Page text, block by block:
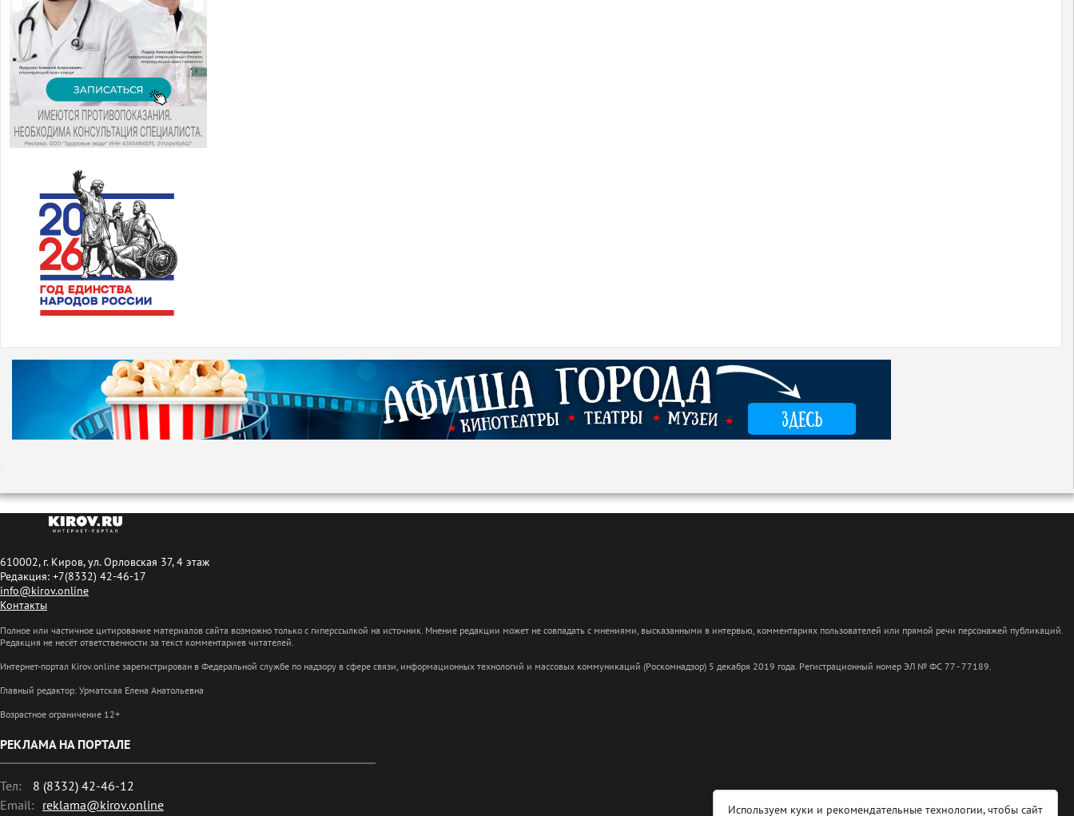
610002, г. Киров, ул. Орловская 37, 4 этаж
Редакция: +7(8332) 42-46-17
info@kirov.online
Контакты
Полное или частичное цитирование материалов сайта возможно только с гиперссылкой на источник. Мнение редакции может не совпадать с мнениями, высказанными в интервью, комментариях пользователей или прямой речи персонажей публикаций.
Редакция не несёт ответственности за текст комментариев читателей.
Интернет-портал Kirov.online зарегистрирован в Федеральной службе по надзору в сфере связи, информационных технологий и массовых коммуникаций (Роскомнадзор) 5 декабря 2019 года. Регистрационный номер ЭЛ № ФС 77 - 77189.
Главный редактор: Урматская Елена Анатольевна
Возрастное ограничение 12+
РЕКЛАМА НА ПОРТАЛЕ
Тел:
8 (8332) 42-46-12
Email: reklama@kirov.online Используем куки и рекомендательные технологии, чтобы сайт